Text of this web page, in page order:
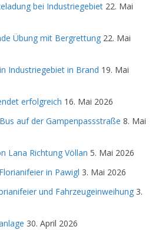
bei Industriegebiet 22. Mai
Übung mit Bergrettung 22. Mai
Industriegebiet in Brand 19. Mai
erfolgreich 16. Mai 2026
auf der Gampenpassstraße 8. Mai
Lana Richtung Völlan 5. Mai 2026
in Pawigl 3. Mai 2026
und Fahrzeugeinweihung 3.
30. April 2026